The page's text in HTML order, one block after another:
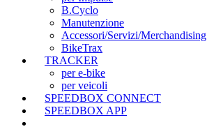
B.Cyclo
Manutenzione
Accessori/Servizi/Merchandising
BikeTrax
TRACKER
per e-bike
per veicoli
SPEEDBOX CONNECT
SPEEDBOX APP